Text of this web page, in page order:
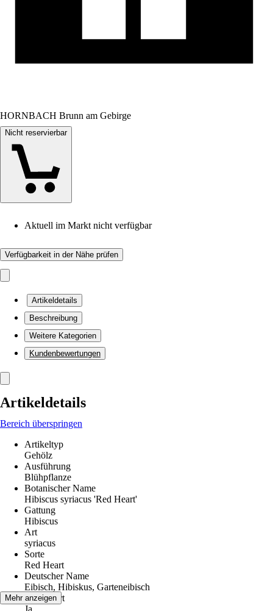
HORNBACH Brunn am Gebirge
Nicht reservierbar
Aktuell im Markt nicht verfügbar
Verfügbarkeit in der Nähe prüfen
Artikeldetails
Beschreibung
Weitere Kategorien
Kundenbewertungen
Artikeldetails
Bereich überspringen
Artikeltyp
Gehölz
Ausführung
Blühpflanze
Botanischer Name
Hibiscus syriacus 'Red Heart'
Gattung
Hibiscus
Art
syriacus
Sorte
Red Heart
Deutscher Name
Eibisch, Hibiskus, Garteneibisch
Winterhart
Ja
Mehr anzeigen